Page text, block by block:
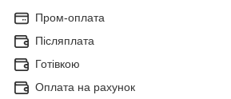
Пром-оплата
Післяплата
Готівкою
Оплата на рахунок